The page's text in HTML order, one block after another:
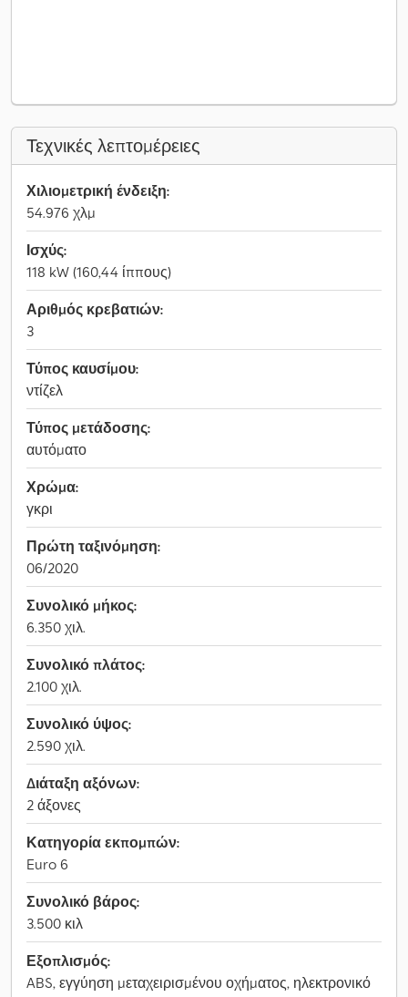
Τεχνικές λεπτομέρειες
Χιλιομετρική ένδειξη:
54.976 χλμ
Ισχύς:
118 kW (160,44 ίππους)
Αριθμός κρεβατιών:
3
Τύπος καυσίμου:
ντίζελ
Τύπος μετάδοσης:
αυτόματο
Χρώμα:
γκρι
Πρώτη ταξινόμηση:
06/2020
Συνολικό μήκος:
6.350 χιλ.
Συνολικό πλάτος:
2.100 χιλ.
Συνολικό ύψος:
2.590 χιλ.
Διάταξη αξόνων:
2 άξονες
Κατηγορία εκπομπών:
Euro 6
Συνολικό βάρος:
3.500 κιλ
Εξοπλισμός:
ABS, εγγύηση μεταχειρισμένου οχήματος, ηλεκτρονικό